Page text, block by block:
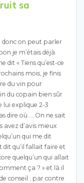
sa
donc on peut parler
je m’étais déjà
dit « Tiens qu’est-ce
mois, je finis
du vin pour
du copain bien sûr
lui explique 2-3
dire où … On ne sait
avez d’avis mieux
qui me dit
dit qu’il fallait faire et
quelqu’un qui allait
ça ? » et là il
conseil ; par contre